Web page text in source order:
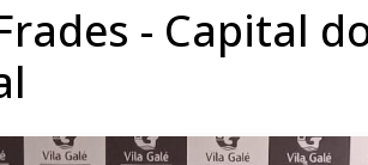
- Capital